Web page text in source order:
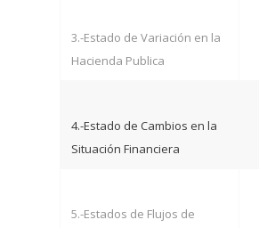
3.-Estado de Variación en la
Hacienda Publica
4.-Estado de Cambios en la
Situación Financiera
5.-Estados de Flujos de